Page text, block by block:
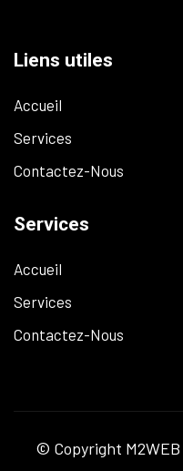
Liens utiles
Accueil
Services
Contactez-Nous
Services
Accueil
Services
Contactez-Nous
© Copyright M2WEB